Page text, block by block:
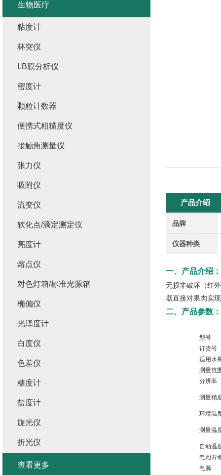
产品介绍
品牌
仪器种类
一、产品介绍：
无损非破坏（红
器直接对果肉实
二、产品参数：
型号
订货号
适用水
测量范
分辨率
测量精
环境温
测量温
自动温
电池寿
电源
生物医疗
粘度计
杯突仪
LB膜分析仪
密度计
颗粒计数器
便携式粗糙度仪
接触角测量仪
张力仪
吸附仪
流变仪
软化点/滴定测定仪
亮度计
熔点仪
对色灯箱/标准光源箱
椭偏仪
光泽度计
白度仪
色差仪
糖度计
盐度计
旋光仪
折光仪
查看更多